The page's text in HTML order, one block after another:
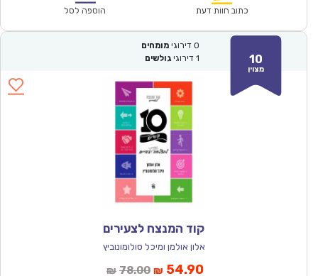
₪61.00.כתוב חוות דעת הוספה לסל
10
מצוין
0 דירוגי מומחים
1 דירוגי גולשים
קוד המנצח לצעירים
אלון אולמן ומיכל סולומונוביץ
₪ 78.00המחיר
₪ 54.90המחיר